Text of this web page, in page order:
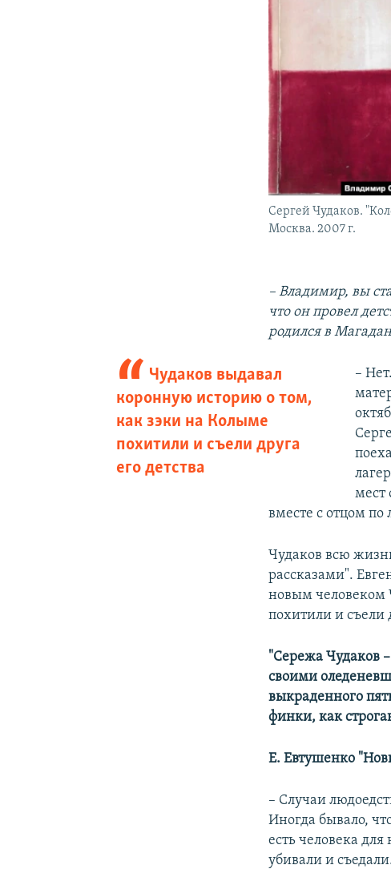
Сергей Чудаков.
Москва. 2007 г.
– Владимир, вы
что он провел
родился в
Чудаков выдавал
коронную историю о том,
как зэки на Колыме
похитили и съели друга
его детства
–
мест
вместе с отцом
Чудаков всю
рассказами".
новым человеком
похитили и съели
"Сережа Чудаков
своими
выкраденного
финки, как
Е. Евтушенко
– Случаи
Иногда бывало,
есть человека для
убивали и